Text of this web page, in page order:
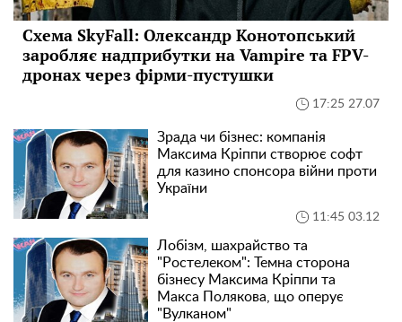
Схема SkyFall: Олександр Конотопський
заробляє надприбутки на Vampire та FPV-
дронах через фірми-пустушки
17:25 27.07
Зрада чи бізнес: компанія
Максима Кріппи створює софт
для казино спонсора війни проти
України
11:45 03.12
Лобізм, шахрайство та
"Ростелеком": Темна сторона
бізнесу Максима Кріппи та
Макса Полякова, що оперує
"Вулканом"